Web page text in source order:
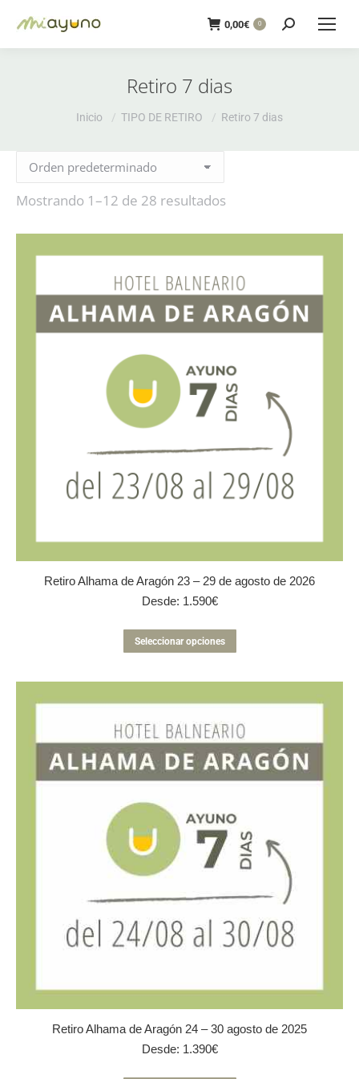
0,00€ 0 Buscar:
Retiro 7 dias
Estás aquí:
Inicio TIPO DE RETIRO Retiro 7 dias
Mostrando 1–12 de 28 resultados
Retiro Alhama de Aragón 23 – 29 de agosto de 2026
Desde: 1.590€
Seleccionar opciones
producto
múltiples
variantes.
opciones
pueden
elegir
la
página
de
producto
Retiro Alhama de Aragón 24 – 30 agosto de 2025
Desde: 1.390€